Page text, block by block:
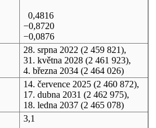
0,4816
−0,8720
−0,0876
28. srpna 2022 (2 459 821),
31. května 2028(2 461 923),
4. března 2034(2 464 026)
14. července 2025(2 460 872),
17. dubna 2031 (2 462 975),
18. ledna 2037(2 465 078)
3,1